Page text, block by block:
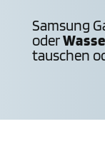
Samsung
oder
tauschen